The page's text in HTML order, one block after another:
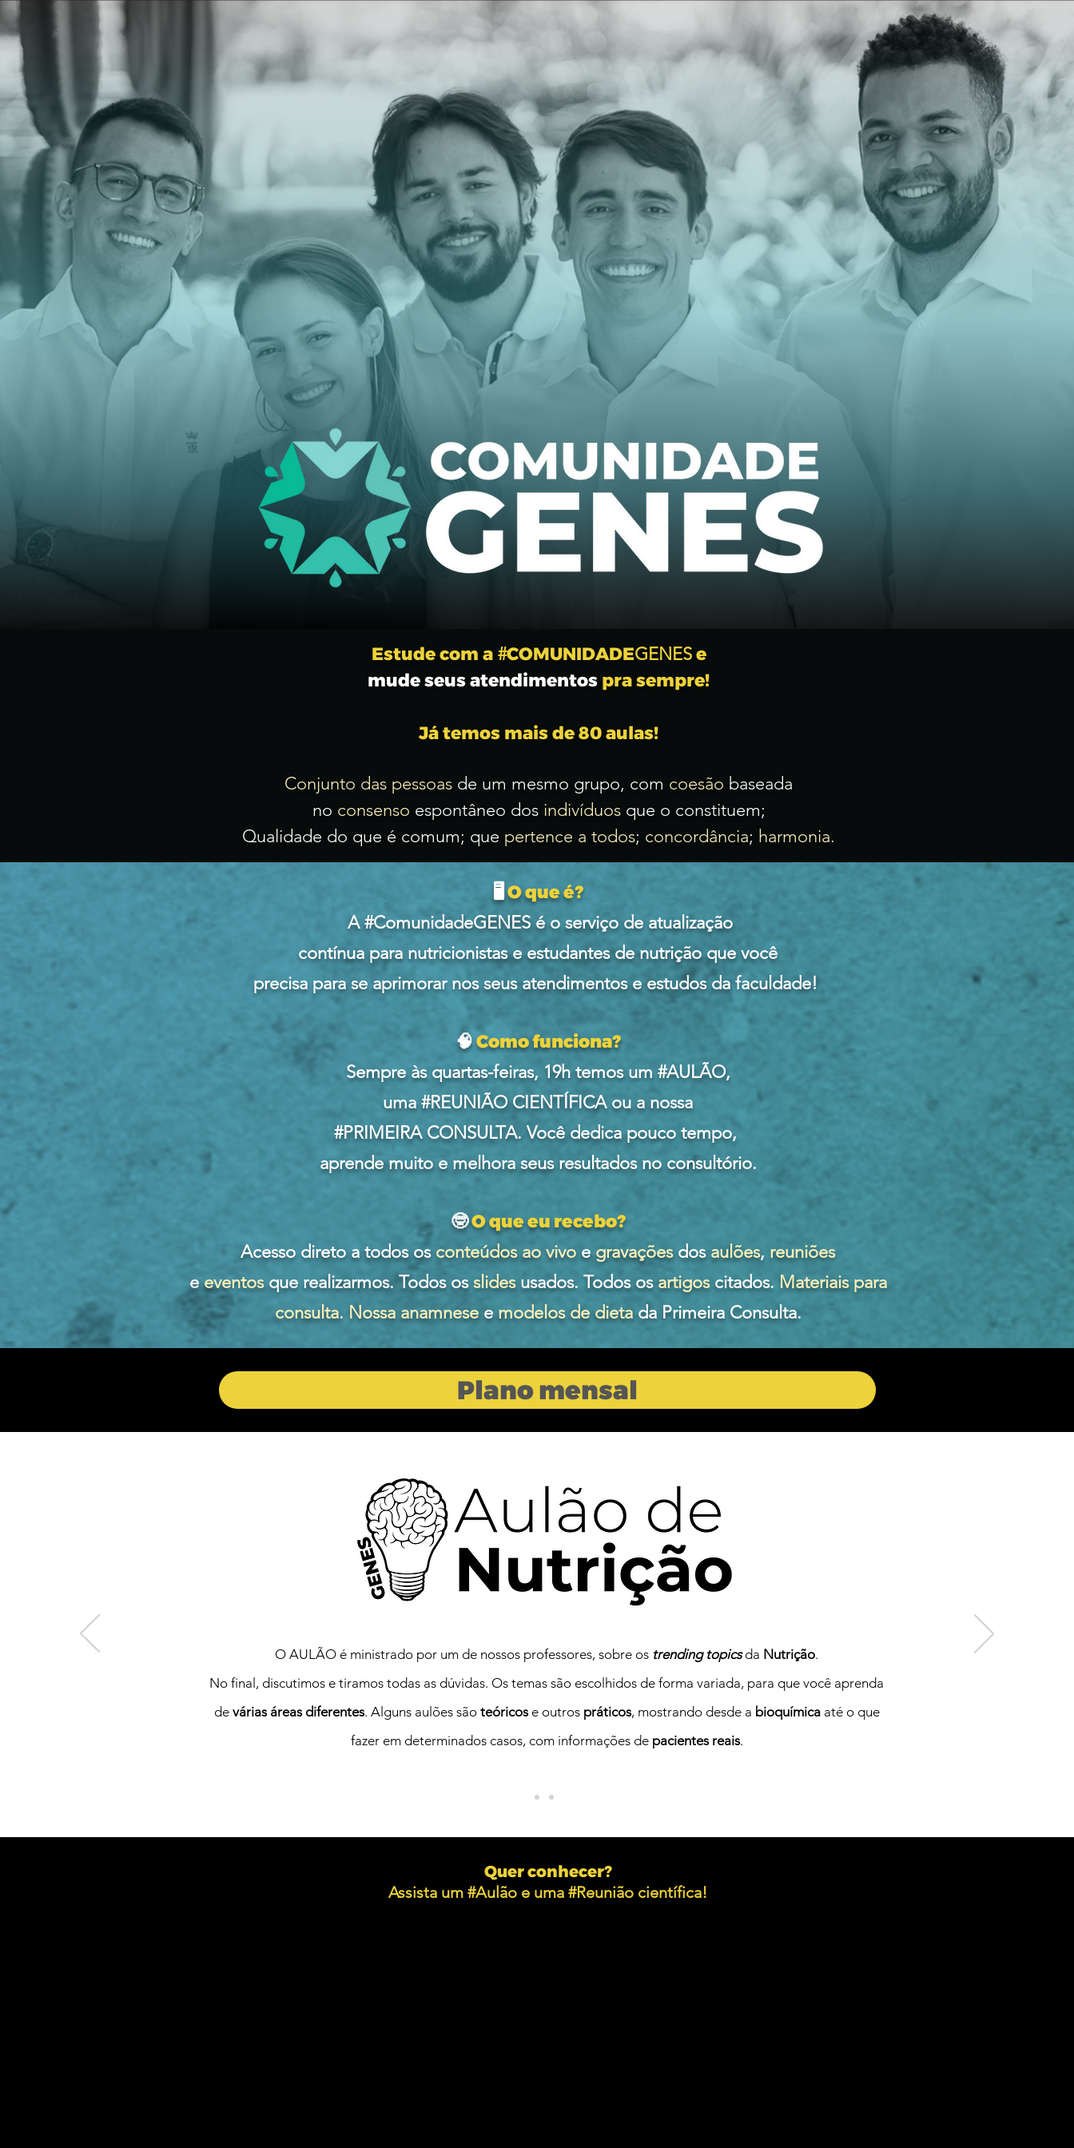
Estude com a#COMUNIDADEGENESe
mude seus atendimentos pra sempre!
Já temos mais de 80 aulas!
Conjunto das pessoas de um mesmo grupo, com coesão baseada
no consenso espontâneo dos indivíduosque o constituem;
Qualidade do que é comum; que pertence a todos; concordância; harmonia.
🖥O que é?
A #ComunidadeGENES é o serviço de atualização
contínua para nutricionistas e estudantes de nutrição que você
precisa para se aprimorar nos seus atendimentos e estudos da faculdade!
🧠Como funciona?
Sempre às quartas-feiras, 19h temos um #AULÃO,
uma #REUNIÃO CIENTÍFICA ou a nossa
#PRIMEIRA CONSULTA. Você dedica pouco tempo,
aprende muito e melhora seus resultados no consultório.
🤓O que eu recebo?
Acesso direto a todos os conteúdos ao vivo e gravaçõesdos aulões, reuniões
eeventosque realizarmos. Todos osslidesusados. Todos os artigoscitados. Materiais para
consulta. Nossa anamneseemodelos de dietada Primeira Consulta.
Plano mensal
Quer conhecer?
Assista um #Aulão e uma #Reunião científica!
O AULÃO é ministrado por um de nossos professores, sobre os trending topics da Nutrição.
No final, discutimos e tiramos todas as dúvidas. Os temas são escolhidos de forma variada, para que você aprenda
de várias áreas diferentes. Alguns aulões são teóricose outros práticos, mostrando desde a bioquímicaaté o que
fazer em determinados casos, com informações de pacientes reais.